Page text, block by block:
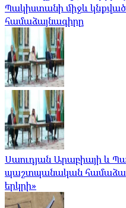
Պակիստանի միջև
համաձայնագիրը
Սաուդյան Արաբիայի և
պաշտպանական
երկրի»